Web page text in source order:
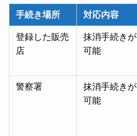
手続き場所 対応内容
登録した販売
店
抹消手続きが
可能
警察署
抹消手続きが
可能